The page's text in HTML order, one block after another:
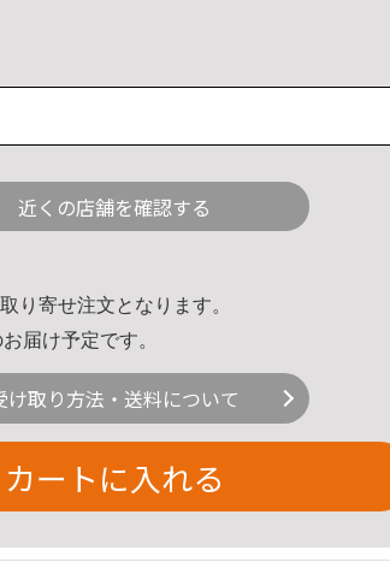
近くの店舗を確認する
り寄せ注文となります。
届け予定です。
け取り方法・送料について
カートに入れる